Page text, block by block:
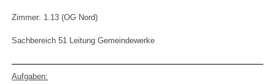
Zimmer: 1.13 (OG Nord)
Sachbereich 51 Leitung Gemeindewerke
Aufgaben: